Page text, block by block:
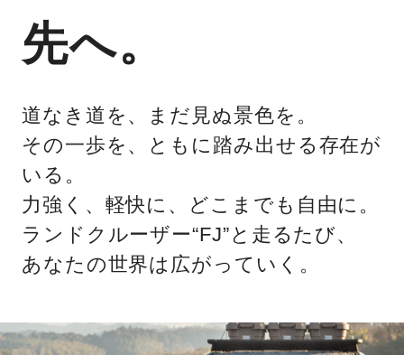
先へ。
道なき道を、まだ見ぬ景色を。
その⼀歩を、ともに踏み出せる存在が
いる。
力強く、軽快に、どこまでも自由に。
ランドクルーザー“FJ”と走るたび、
あなたの世界は広がっていく。